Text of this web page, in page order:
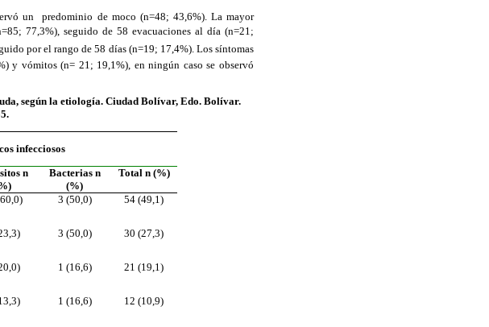
un predominio de moco (n=48; 43,6%). La mayor
77,3%), seguido de 58 evacuaciones al día (n=21;
por el rango de 58 días (n=19; 17,4%). Los síntomas
y vómitos (n= 21; 19,1%), en ningún caso se observó
según la etiología. Ciudad Bolívar, Edo. Bolívar.
infecciosos
n
Bacterias n
(%)
Total n (%)
3 (50,0) 54 (49,1)
3 (50,0) 30 (27,3)
1 (16,6) 21 (19,1)
1 (16,6) 12 (10,9)